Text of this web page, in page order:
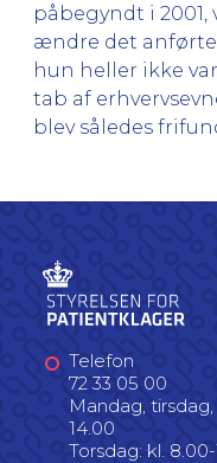
påbegyndt i
ændre det
hun heller ikke
tab af
blev således
Telefon
72 33 05 00
Mandag,
14.00
Torsdag: kl.